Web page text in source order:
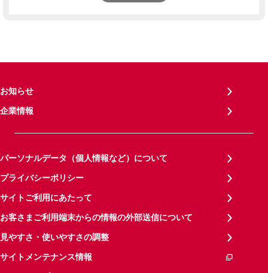
お知らせ
企業情報
パーソナルデータ（個人情報など）について
プライバシーポリシー
サイトご利用にあたって
お客さまご利用端末からの情報の外部送信について
見やすさ・使いやすさの調整
サイトメンテナンス情報